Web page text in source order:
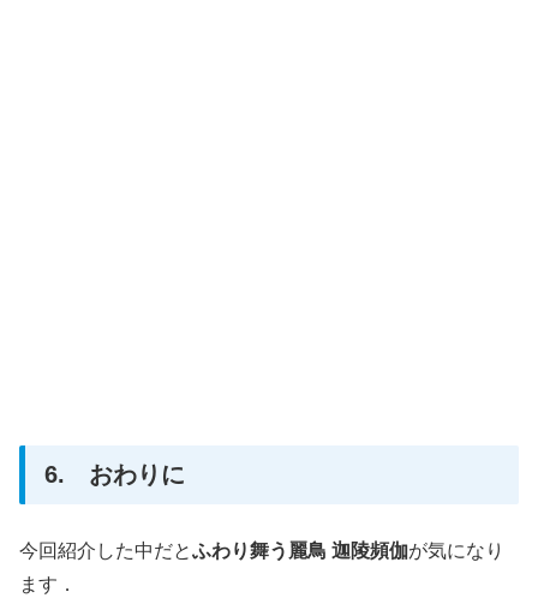
6. おわりに
今回紹介した中だとふわり舞う麗鳥 迦陵頻伽が気になり
ます．